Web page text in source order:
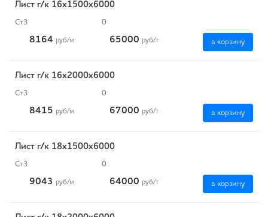
Лист г/к 16х1500х6000
Ст3 0
8164 руб/м 65000 руб/т в корзину
Лист г/к 16х2000х6000
Ст3 0
8415 руб/м 67000 руб/т в корзину
Лист г/к 18х1500х6000
Ст3 0
9043 руб/м 64000 руб/т в корзину